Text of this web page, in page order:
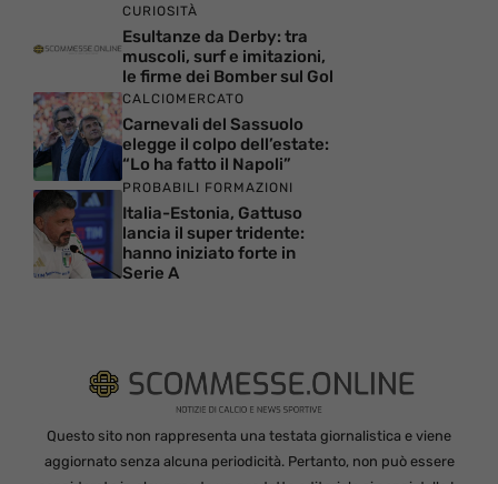
CURIOSITÀ
Esultanze da Derby: tra
muscoli, surf e imitazioni,
le firme dei Bomber sul Gol
CALCIOMERCATO
Carnevali del Sassuolo
elegge il colpo dell’estate:
“Lo ha fatto il Napoli”
PROBABILI FORMAZIONI
Italia-Estonia, Gattuso
lancia il super tridente:
hanno iniziato forte in
Serie A
Questo sito non rappresenta una testata giornalistica e viene
aggiornato senza alcuna periodicità. Pertanto, non può essere